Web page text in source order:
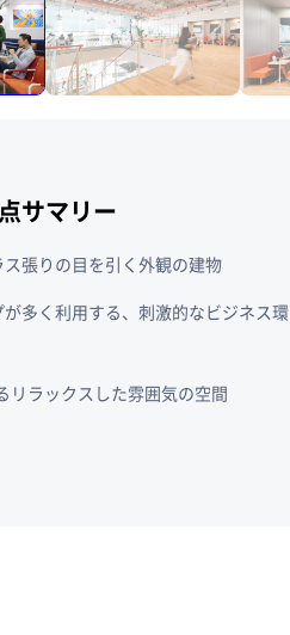
サマリー
張りの目を引く外観の建物
多く利用する、刺激的なビジネス環
リラックスした雰囲気の空間